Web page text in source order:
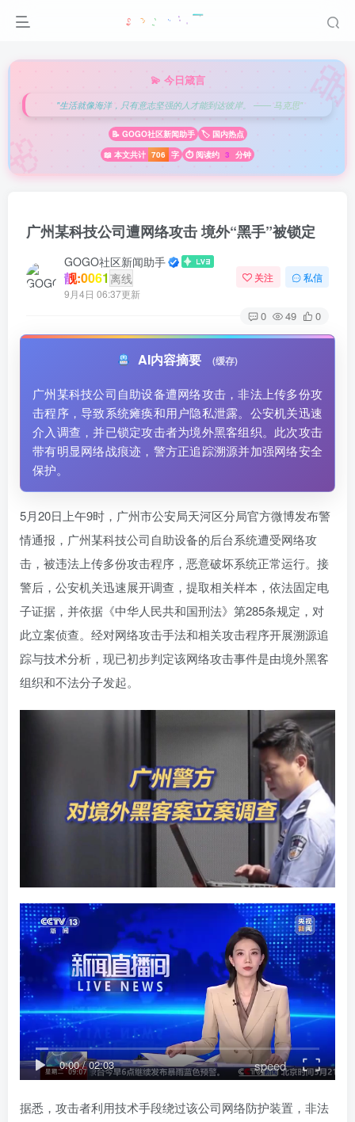
💫 今日箴言
"生活就像海洋，只有意志坚强的人才能到达彼岸。 —— 马克思"
📝 GOGO社区新闻助手
🏷️ 国内热点
📖 本文共计 706 字 ⏱️ 阅读约 3 分钟
广州某科技公司遭网络攻击 境外“黑手”被锁定
GOGO社区新闻助手
靓:0061 离线
9月4日 06:37更新
关注 私信
0 49 0
AI内容摘要 (缓存)
广州某科技公司自助设备遭网络攻击，非法上传多份攻
击程序，导致系统瘫痪和用户隐私泄露。公安机关迅速
介入调查，并已锁定攻击者为境外黑客组织。此次攻击
带有明显网络战痕迹，警方正追踪溯源并加强网络安全
保护。
5月20日上午9时，广州市公安局天河区分局官方微博发布警
情通报，广州某科技公司自助设备的后台系统遭受网络攻
击，被违法上传多份攻击程序，恶意破坏系统正常运行。接
警后，公安机关迅速展开调查，提取相关样本，依法固定电
子证据，并依据《中华人民共和国刑法》第285条规定，对
此立案侦查。经对网络攻击手法和相关攻击程序开展溯源追
踪与技术分析，现已初步判定该网络攻击事件是由境外黑客
组织和不法分子发起。
0:00/02:03 speed
据悉，攻击者利用技术手段绕过该公司网络防护装置，非法